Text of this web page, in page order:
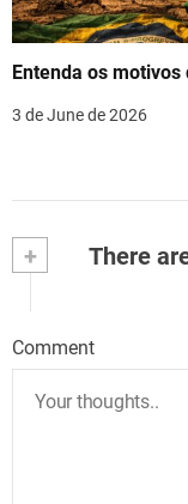
Entenda os
3 de June de 2026
+ There
Comment